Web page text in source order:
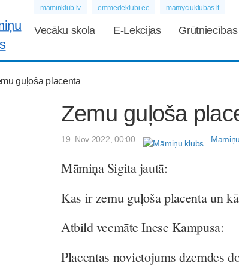
maminklub.lv emmedeklubi.ee mamyciuklubas.lt
Vecāku skola E-Lekcijas
Zemu guļoša
19. Nov 2022, 00:00
Māmiņa Sigita jautā:
Kas ir zemu guļoša placenta un
Atbild vecmāte Inese Kampusa:
Placentas novietojums dzemdes